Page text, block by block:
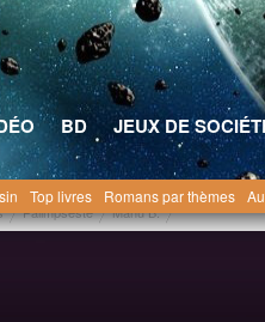
BD
JEUX DE
Top livres Romans par thèmes
Palimpseste Manu B.